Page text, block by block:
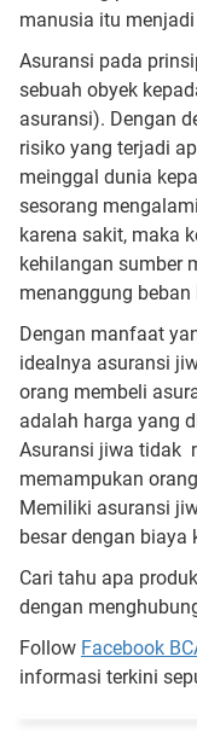
manusia itu
Asuransi pada
sebuah obyek
asuransi). Dengan
risiko yang terjadi
meinggal dunia
sesorang
karena sakit, maka
kehilangan sumber
menanggung
Dengan manfaat
idealnya asuransi
orang membeli
adalah harga yang
Asuransi jiwa tidak
memampukan
Memiliki asuransi
besar dengan biaya
Cari tahu apa
dengan
Follow Facebook
informasi terkini